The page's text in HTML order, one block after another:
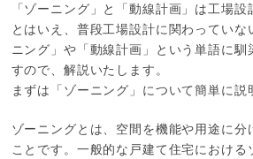
「ゾーニング」と「動線計画」は工場設
とはいえ、普段工場設計に関わっていな
ニング」や「動線計画」という単語に馴
すので、解説いたします。
まずは「ゾーニング」について簡単に説
ゾーニングとは、空間を機能や用途に分
ことです。一般的な戸建て住宅における